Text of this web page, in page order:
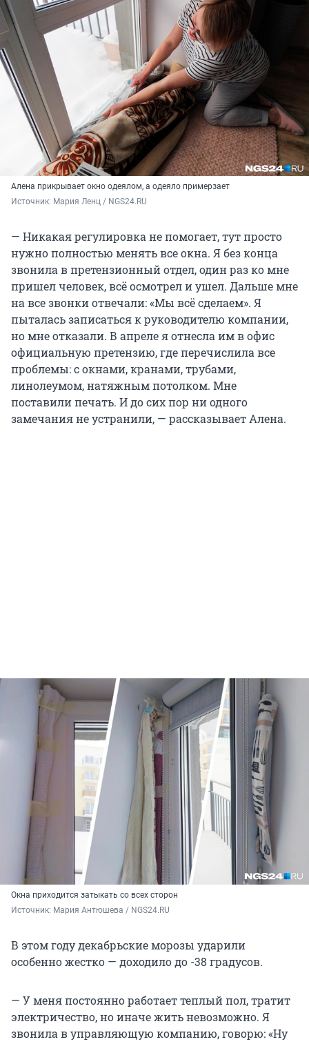
Алена прикрывает окно одеялом, а одеяло примерзает
Источник: Мария Ленц / NGS24.RU
— Никакая регулировка не помогает, тут просто
нужно полностью менять все окна. Я без конца
звонила в претензионный отдел, один раз ко мне
пришел человек, всё осмотрел и ушел. Дальше мне
на все звонки отвечали: «Мы всё сделаем». Я
пыталась записаться к руководителю компании,
но мне отказали. В апреле я отнесла им в офис
официальную претензию, где перечислила все
проблемы: с окнами, кранами, трубами,
линолеумом, натяжным потолком. Мне
поставили печать. И до сих пор ни одного
замечания не устранили, — рассказывает Алена.
Окна приходится затыкать со всех сторон
Источник: Мария Антюшева / NGS24.RU
В этом году декабрьские морозы ударили
особенно жестко — доходило до -38 градусов.
— У меня постоянно работает теплый пол, тратит
электричество, но иначе жить невозможно. Я
звонила в управляющую компанию, говорю: «Ну